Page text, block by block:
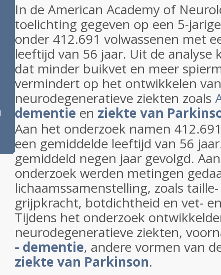
In de American Academy of
toelichting gegeven op een 5-
onder 412.691 volwassenen met
leeftijd van 56 jaar. Uit de analyse
dat minder buikvet en meer
vermindert op het ontwikkelen
neurodegeneratieve ziekten zoals
dementie en ziekte van
Aan het onderzoek namen
een gemiddelde leeftijd van 56
gemiddeld negen jaar gevolgd.
onderzoek werden metingen
lichaamssamenstelling, zoals
grijpkracht, botdichtheid en vet-
Tijdens het onderzoek
neurodegeneratieve ziekten,
- dementie, andere vormen van
ziekte van Parkinson.